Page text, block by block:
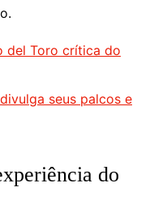
del Toro crítica do
seus palcos e
do